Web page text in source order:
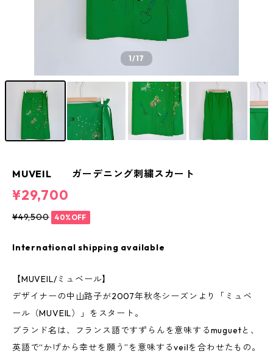
1/17
MUVEIL ガーデニング刺繍スカート
¥29,700
¥49,500 40%OFF
International shipping available
【MUVEIL/ミュベール】
デザイナーの中山路子が2007年秋冬シーズンより「ミュベ
ール（MUVEIL）」をスタート。
ブランド名は、フランス語ですずらんを意味するmuguetと、
英語で“かげから幸せを願う”を意味するveilを合わせたもの。